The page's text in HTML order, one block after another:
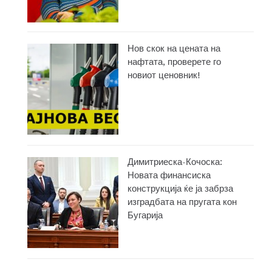
Нов скок на цената на
нафтата, проверете го
новиот ценовник!
Димитриеска-Кочоска:
Новата финансиска
конструкција ќе ја забрза
изградбата на пругата кон
Бугарија